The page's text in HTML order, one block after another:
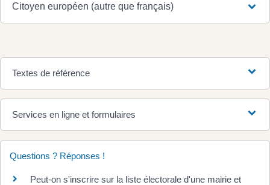
Citoyen européen (autre que français)
Textes de référence
Services en ligne et formulaires
Questions ? Réponses !
Peut-on s'inscrire sur la liste électorale d'une mairie et